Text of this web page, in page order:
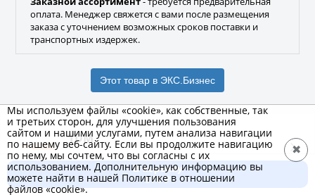
оплата. Менеджер свяжется с вами после размещения
заказа с уточнением возможных сроков поставки и
транспортных издержек.
Этот товар в ЭКС.Бизнес
TDM
Бренд
В корзину
874 ₽
Мы используем файлы «cookie», как собственные, так
и третьих сторон, для улучшения пользования
сайтом и нашими услугами, путем анализа навигации
по нашему веб-сайту. Если вы продолжите навигацию
по нему, мы сочтем, что вы согласны с их
использованием. Дополнительную информацию вы
можете найти в нашей Политике в отношении
файлов «cookie».
✖